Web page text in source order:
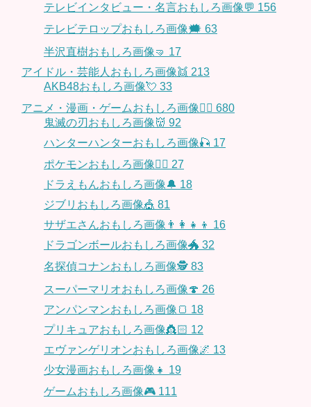
テレビインタビュー・名言おもしろ画像💬 156
テレビテロップおもしろ画像🗯 63
半沢直樹おもしろ画像🤜 17
アイドル・芸能人おもしろ画像👯 213
AKB48おもしろ画像💘 33
アニメ・漫画・ゲームおもしろ画像🧚‍♀️ 680
鬼滅の刃おもしろ画像👹 92
ハンターハンターおもしろ画像🎣 17
ポケモンおもしろ画像🤹‍♂️ 27
ドラえもんおもしろ画像🔔 18
ジブリおもしろ画像🎪 81
サザエさんおもしろ画像👨‍👩‍👧‍👦 16
ドラゴンボールおもしろ画像🐲 32
名探偵コナンおもしろ画像🕵️ 83
スーパーマリオおもしろ画像🍄 26
アンパンマンおもしろ画像🍞 18
プリキュアおもしろ画像👸🏻 12
エヴァンゲリオンおもしろ画像🌌 13
少女漫画おもしろ画像👧 19
ゲームおもしろ画像🎮 111